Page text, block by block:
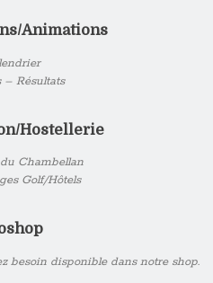
Animations
– Résultats
Hostellerie
Chambellan
Golf/Hôtels
besoin disponible dans notre shop.